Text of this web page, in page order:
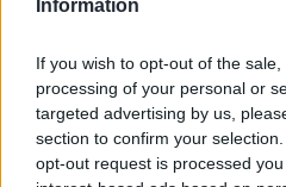
Information
If you wish to opt-out of the
processing of your personal or
targeted advertising by us,
section to confirm your
opt-out request is processed
joining discussions or
have a game account, you
one. We look forward to
HERE